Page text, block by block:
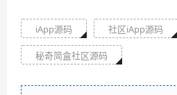
iApp源码 社区iApp源码
秘奇简盒社区源码